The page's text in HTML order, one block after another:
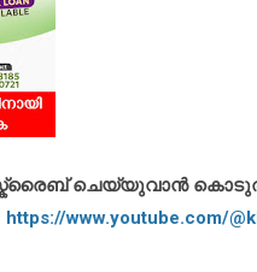
ചെയ്യുവാൻ
https://www.youtube.com/